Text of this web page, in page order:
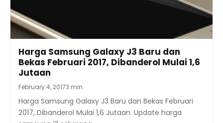
Harga Samsung Galaxy J3 Baru dan
Bekas Februari 2017, Dibanderol Mulai 1,6
Jutaan
February 4, 20173 min
Harga Samsung Galaxy J3 Baru dan Bekas Februari
2017, Dibanderol Mulai 1,6 Jutaan. Update harga